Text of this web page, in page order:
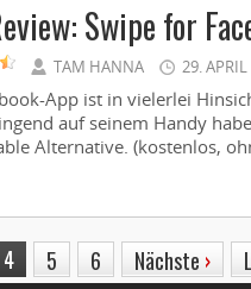
Swipe for
TAM HANNA 29.
App ist in vielerlei
auf seinem Handy
Alternative. (kostenlos,
4 5 6 Nächste ›